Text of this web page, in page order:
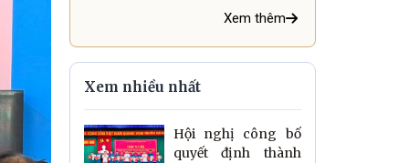
Xem thêm
Xem nhiều nhất
Hội nghị công bố
quyết định thành